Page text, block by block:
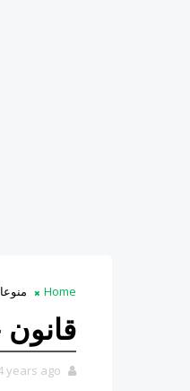
Home
قانون
years ago